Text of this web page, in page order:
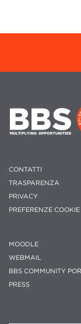
CONTATTI
TRASPARENZA
PRIVACY
PREFERENZE COOKIE
MOODLE
WEBMAIL
BBS COMMUNITY
PRESS